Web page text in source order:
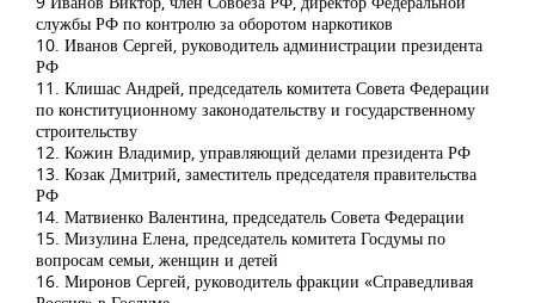
службы РФ по контролю за оборотом наркотиков
10. Иванов Сергей, руководитель администрации президента
РФ
11. Клишас Андрей, председатель комитета Совета Федерации
по конституционному законодательству и государственному
строительству
12. Кожин Владимир, управляющий делами президента РФ
13. Козак Дмитрий, заместитель председателя правительства
РФ
14. Матвиенко Валентина, председатель Совета Федерации
15. Мизулина Елена, председатель комитета Госдумы по
вопросам семьи, женщин и детей
16. Миронов Сергей, руководитель фракции «Справедливая